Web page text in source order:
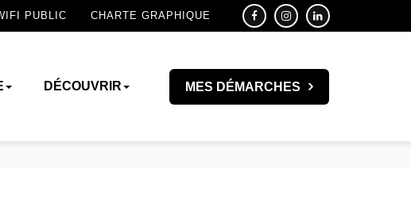
PUBLIC CHARTE GRAPHIQUE
DÉCOUVRIR MES DÉMARCHES